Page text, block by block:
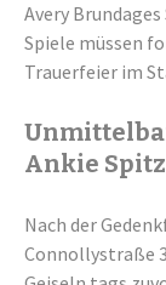
Avery
Spiele müssen
Trauerfeier im
Ankie
Nach der
Connollystraße